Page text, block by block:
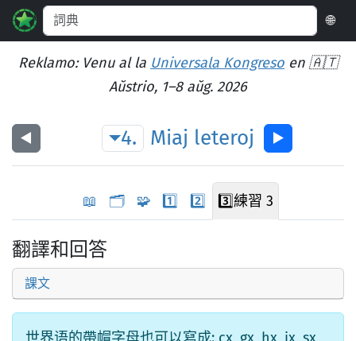
🌐
Reklamo: Venu al la Universala Kongreso en 🇦🇹
Aŭstrio, 1–8 aŭg. 2026
◀︎ 4. Miaj leteroj ▶︎
📖 🗂️ 🧩 1️⃣ 2️⃣ 3️⃣練習 3
翻譯和回答
課文